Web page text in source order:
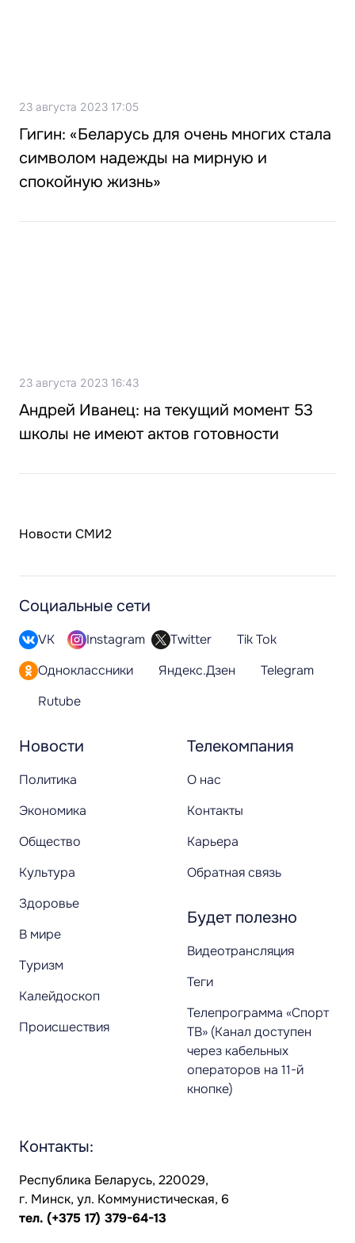
23 августа 2023 17:05
Гигин: «Беларусь для очень многих стала
символом надежды на мирную и
спокойную жизнь»
23 августа 2023 16:43
Андрей Иванец: на текущий момент 53
школы не имеют актов готовности
Новости СМИ2
Новости
Политика
Экономика
Общество
Культура
Здоровье
В мире
Туризм
Калейдоскоп
Происшествия
Телекомпания
О нас
Контакты
Карьера
Обратная связь
Будет полезно
Видеотрансляция
Теги
Телепрограмма «Спорт
ТВ» (Канал доступен
через кабельных
операторов на 11-й
кнопке)
Социальные сети
VK Instagram Twitter
Tik Tok
Одноклассники
Яндекс.Дзен
Telegram
Rutube
Контакты:
Республика Беларусь, 220029,
г. Минск, ул. Коммунистическая, 6
тел. (+375 17) 379-64-13